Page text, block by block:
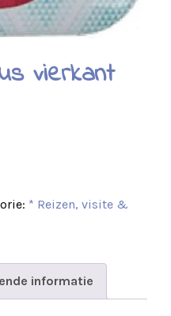
vierkant
* Reizen, visite &
informatie